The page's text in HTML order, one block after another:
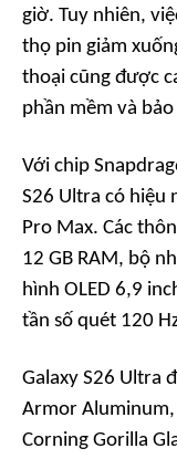
giờ. Tuy nhiên,
thọ pin giảm
thoại cũng được
phần mềm và
Với chip
S26 Ultra có hiệu
Pro Max. Các
12 GB RAM, bộ
hình OLED 6,9
tần số quét 120
Galaxy S26 Ultra
Armor
Corning Gorilla